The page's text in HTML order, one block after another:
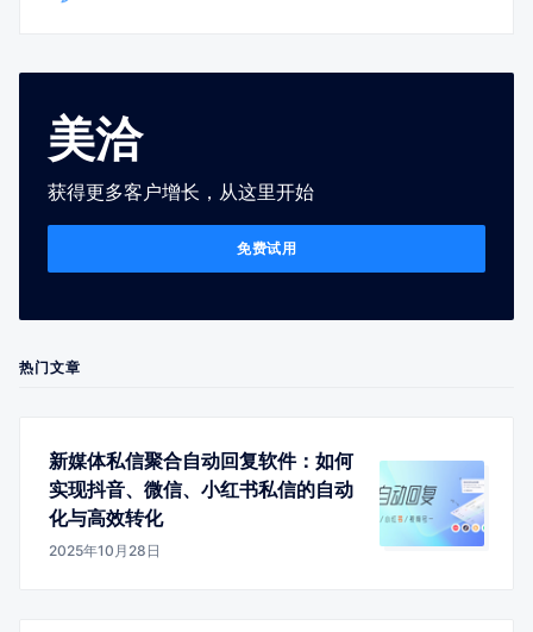
美洽
获得更多客户增长，从这里开始
免费试用
热门文章
新媒体私信聚合自动回复软件：如何
实现抖音、微信、小红书私信的自动
化与高效转化
2025年10月28日